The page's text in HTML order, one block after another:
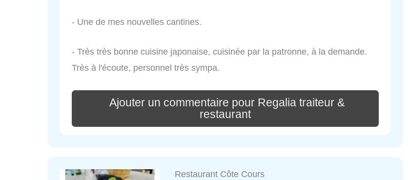
- Une de mes nouvelles cantines.
- Très très bonne cuisine japonaise, cuisinée par la patronne, à la demande.
Très à l'écoute, personnel très sympa.
Ajouter un commentaire pour Regalia traiteur &
restaurant
Restaurant Côte Cours